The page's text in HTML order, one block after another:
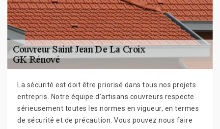
La sécurité est doit être priorisé dans tous nos projets
entrepris. Notre équipe d’artisans couvreurs respecte
sérieusement toutes les normes en vigueur, en termes
de sécurité et de précaution. Vous pouvez nous faire